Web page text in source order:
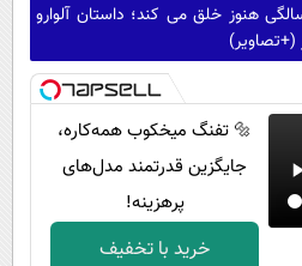
که در 92 سالگی هنوز خلق می کند؛ داستان آلوارو
(+تصاویر)
🔩 تفنگ میخکوب همه‌کاره،
جایگزین قدرتمند مدل‌های
پرهزینه!
خرید با تخفیف